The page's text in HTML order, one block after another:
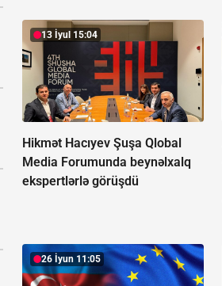
13 İyul 15:04
Hikmət Hacıyev Şuşa Qlobal
Media Forumunda beynəlxalq
ekspertlərlə görüşdü
26 İyun 11:05